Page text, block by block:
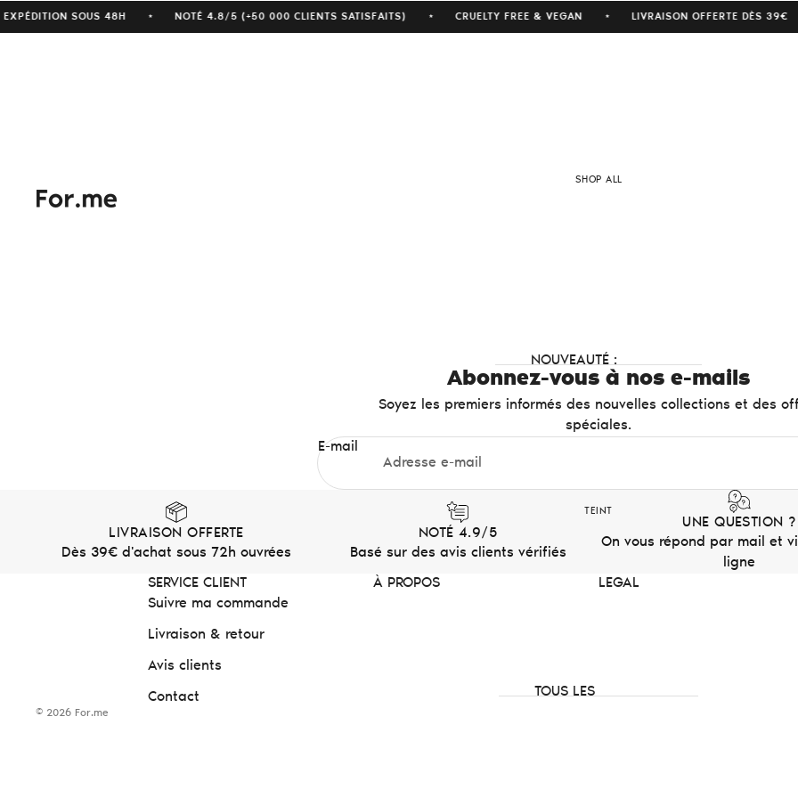
EXPÉDITION SOUS 48H ★ NOTÉ 4.8/5 (+50 000 CLIENTS SATISFAITS) ★ CRUELTY FREE & VEGAN ★ LIVRAISON OFFERTE DÈS 39€
SHOP ALL
NOUVEAUTÉ :
VANITY
Body Highlighter
Lipstick
BEST-SELLERS
Pinceaux teint
Trio Blush
TEINT
TOUS LES
Abonnez-vous à nos e-mails
Soyez les premiers informés des nouvelles collections et des
spéciales.
E-mail
LIVRAISON OFFERTE
Dès 39€ d'achat sous 72h ouvrées
NOTÉ 4.9/5
Basé sur des avis clients vérifiés
UNE QUESTION ?
On vous répond par mail et
ligne
SERVICE CLIENT
Suivre ma commande
Livraison & retour
Avis clients
Contact
À PROPOS LEGAL
© 2026 For.me